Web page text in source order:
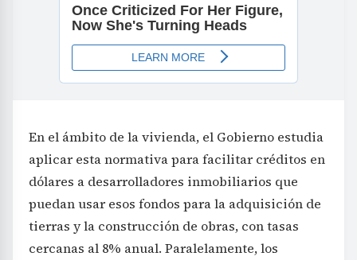
En el ámbito de la vivienda, el Gobierno estudia
aplicar esta normativa para facilitar créditos en
dólares a desarrolladores inmobiliarios que
puedan usar esos fondos para la adquisición de
tierras y la construcción de obras, con tasas
cercanas al 8% anual. Paralelamente, los